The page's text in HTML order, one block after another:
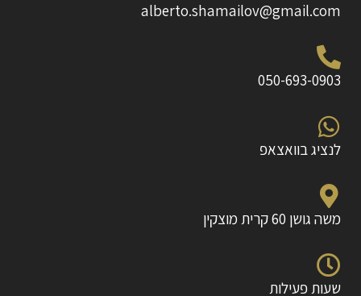
alberto.shamailov@gmail.com
050-693-0903
לנציג בוואצאפ
משה גושן 60 קרית מוצקין
שעות פעילות